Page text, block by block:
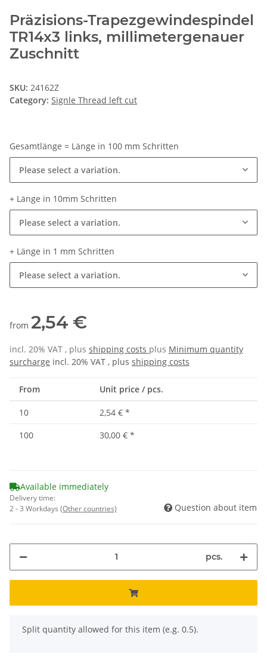
Präzisions-Trapezgewindespindel
TR14x3 links, millimetergenauer
Zuschnitt
SKU: 24162Z
Category: Signle Thread left cut
Gesamtlänge = Länge in 100 mm Schritten
Please select a variation.
+ Länge in 10mm Schritten
Please select a variation.
+ Länge in 1 mm Schritten
Please select a variation.
from 2,54 €
incl. 20% VAT , plus shipping costs plus Minimum quantity
surcharge incl. 20% VAT , plus shipping costs
From Unit price / pcs.
10 2,54 € *
100
30,00 € *
Available immediately
Delivery time:
2 - 3 Workdays (Other countries) Question about item
pcs.
x
Split quantity allowed for this item (e.g. 0.5).